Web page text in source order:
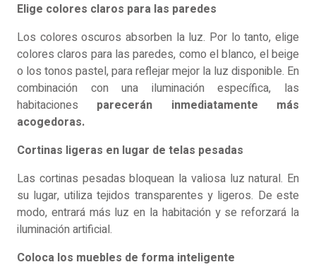
Elige colores claros para las paredes
Los colores oscuros absorben la luz. Por lo tanto, elige
colores claros para las paredes, como el blanco, el beige
o los tonos pastel, para reflejar mejor la luz disponible. En
combinación con una iluminación específica, las
habitaciones parecerán inmediatamente más
acogedoras.
Cortinas ligeras en lugar de telas pesadas
Las cortinas pesadas bloquean la valiosa luz natural. En
su lugar, utiliza tejidos transparentes y ligeros. De este
modo, entrará más luz en la habitación y se reforzará la
iluminación artificial.
Coloca los muebles de forma inteligente